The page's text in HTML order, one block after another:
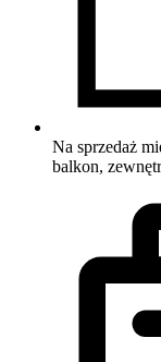
Na sprzedaż
balkon,